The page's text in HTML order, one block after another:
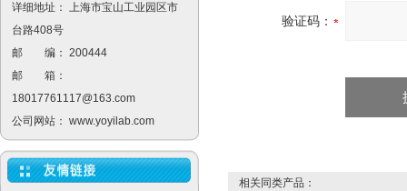
详细地址： 上海市宝山工业园区市
台路408号
邮 编： 200444
邮 箱：
18017761117@163.com
公司网站： www.yoyilab.com
验证码：
相关同类产品：